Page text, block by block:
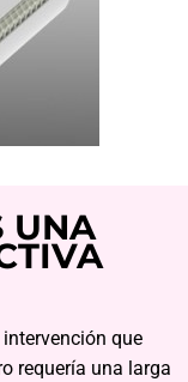
UNA
que
requería una larga